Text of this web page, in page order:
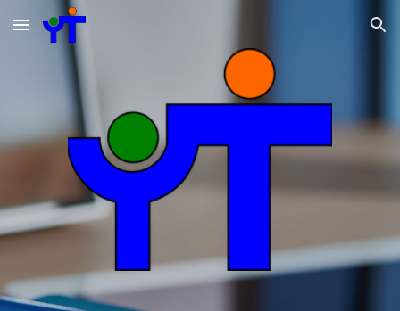
Skip to main content Skip to navigation